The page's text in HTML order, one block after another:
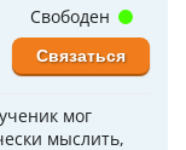
мог
мыслить,
Свободен
Связаться